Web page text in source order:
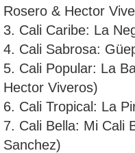
Rosero & Hector
3. Cali Caribe: La
4. Cali Sabrosa:
5. Cali Popular: La
Hector Viveros)
6. Cali Tropical: La
7. Cali Bella: Mi Cali
Sanchez)